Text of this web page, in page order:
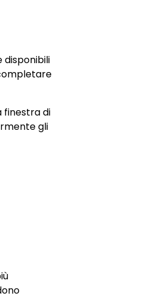
disponibili
finestra di
gli